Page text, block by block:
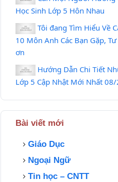
Học Sinh Lớp 5 Hôn Nhau
Tôi đang Tìm Hiểu Về
10 Môn Anh Các Bạn Gặp,
ơn
Hướng Dẫn Chi Tiết
Lớp 5 Cập Nhật Mới Nhất
Bài viết mới
Giáo Dục
Ngoại Ngữ
Tin học – CNTT